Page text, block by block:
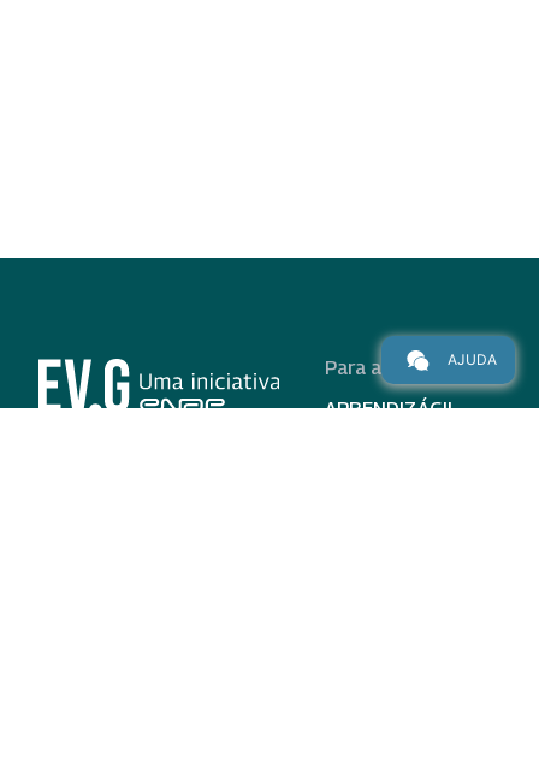
Para alunos
APRENDIZÁGIL
AJUDA